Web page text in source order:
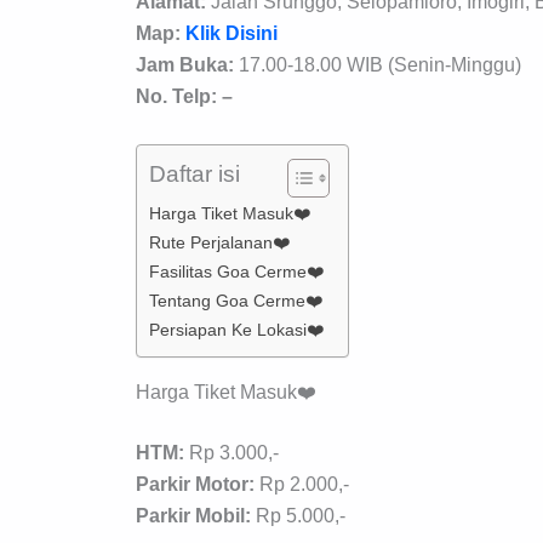
Map: Klik Disini
Jam Buka: 17.00-18.00 WIB (Senin-Minggu)
No. Telp: –
Daftar isi
Harga Tiket Masuk❤️
Rute Perjalanan❤️
Fasilitas Goa Cerme❤️
Tentang Goa Cerme❤️
Persiapan Ke Lokasi❤️
Harga Tiket Masuk❤️
HTM: Rp 3.000,-
Parkir Motor: Rp 2.000,-
Parkir Mobil: Rp 5.000,-